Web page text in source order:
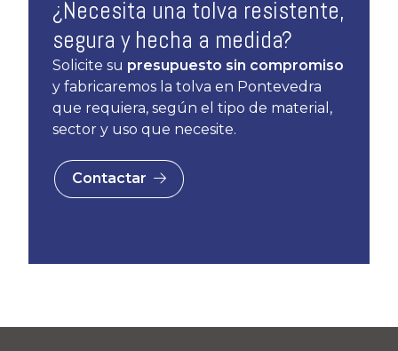
¿Necesita una tolva resistente,
segura y hecha a medida?
Solicite su presupuesto sin compromiso
y fabricaremos la tolva en Pontevedra
que requiera, según el tipo de material,
sector y uso que necesite.
Contactar